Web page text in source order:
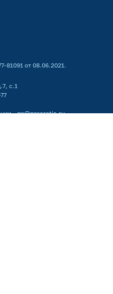
81091 от 08.06.2021.
с.1
–go@porarctic.ru.